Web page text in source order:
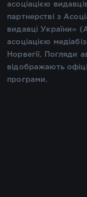
асоціацією
партнерстві з
видавці України»
асоціацією
Норвегії. Погляди
відображають
програми.